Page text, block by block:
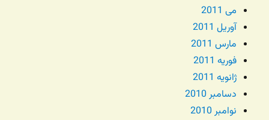
می 2011
آوریل 2011
مارس 2011
فوریه 2011
ژانویه 2011
دسامبر 2010
نوامبر 2010